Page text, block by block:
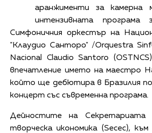
аранжименти за камерна
интензивната програма
Симфоничния оркестър на
"Клаудио Санторо" /Orquestra
Nacional Claudio Santoro
впечатление името на маестро
който ще дебютира в Бразилия
концерт със съвременна програма.
Дейностите на Секретариата
творческа икономика (Secec),